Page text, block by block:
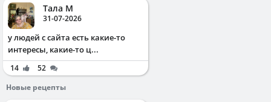
Тала М
31-07-2026
у людей с сайта есть какие-то
интересы, какие-то ц...
14
52
Новые рецепты